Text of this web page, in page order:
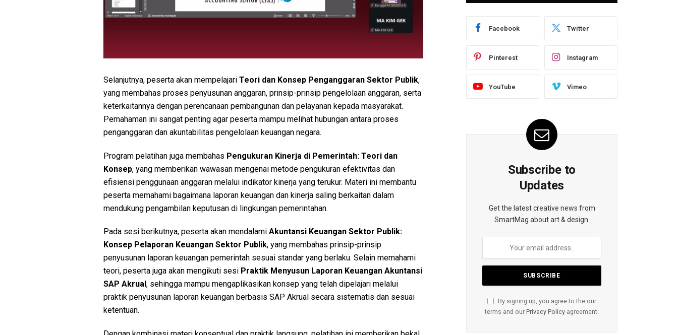
Selanjutnya, peserta akan mempelajari Teori dan Konsep Penganggaran Sektor Publik,
yang membahas proses penyusunan anggaran, prinsip-prinsip pengelolaan anggaran, serta
keterkaitannya dengan perencanaan pembangunan dan pelayanan kepada masyarakat.
Pemahaman ini sangat penting agar peserta mampu melihat hubungan antara proses
penganggaran dan akuntabilitas pengelolaan keuangan negara.
Program pelatihan juga membahas Pengukuran Kinerja di Pemerintah: Teori dan
Konsep, yang memberikan wawasan mengenai metode pengukuran efektivitas dan
efisiensi penggunaan anggaran melalui indikator kinerja yang terukur. Materi ini membantu
peserta memahami bagaimana laporan keuangan dan kinerja saling berkaitan dalam
mendukung pengambilan keputusan di lingkungan pemerintahan.
Pada sesi berikutnya, peserta akan mendalami Akuntansi Keuangan Sektor Publik:
Konsep Pelaporan Keuangan Sektor Publik, yang membahas prinsip-prinsip
penyusunan laporan keuangan pemerintah sesuai standar yang berlaku. Selain memahami
teori, peserta juga akan mengikuti sesi Praktik Menyusun Laporan Keuangan Akuntansi
SAP Akrual , sehingga mampu mengaplikasikan konsep yang telah dipelajari melalui
praktik penyusunan laporan keuangan berbasis SAP Akrual secara sistematis dan sesuai
ketentuan.
Facebook Twitter
Pinterest Instagram
YouTube Vimeo
Subscribe to
Updates
Get the latest creative news from
SmartMag about art & design.
By signing up, you agree to the our
terms and our Privacy Policy agreement.